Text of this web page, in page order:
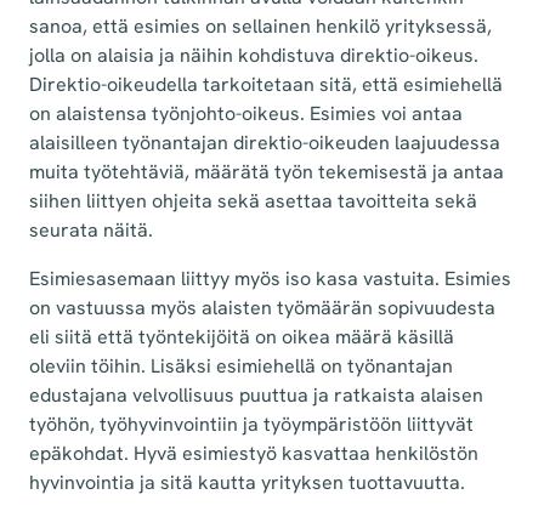
sanoa, että esimies on sellainen henkilö yrityksessä,
jolla on alaisia ja näihin kohdistuva direktio-oikeus.
Direktio-oikeudella tarkoitetaan sitä, että esimiehellä
on alaistensa työnjohto-oikeus. Esimies voi antaa
alaisilleen työnantajan direktio-oikeuden laajuudessa
muita työtehtäviä, määrätä työn tekemisestä ja antaa
siihen liittyen ohjeita sekä asettaa tavoitteita sekä
seurata näitä.
Esimiesasemaan liittyy myös iso kasa vastuita. Esimies
on vastuussa myös alaisten työmäärän sopivuudesta
eli siitä että työntekijöitä on oikea määrä käsillä
oleviin töihin. Lisäksi esimiehellä on työnantajan
edustajana velvollisuus puuttua ja ratkaista alaisen
työhön, työhyvinvointiin ja työympäristöön liittyvät
epäkohdat. Hyvä esimiestyö kasvattaa henkilöstön
hyvinvointia ja sitä kautta yrityksen tuottavuutta.